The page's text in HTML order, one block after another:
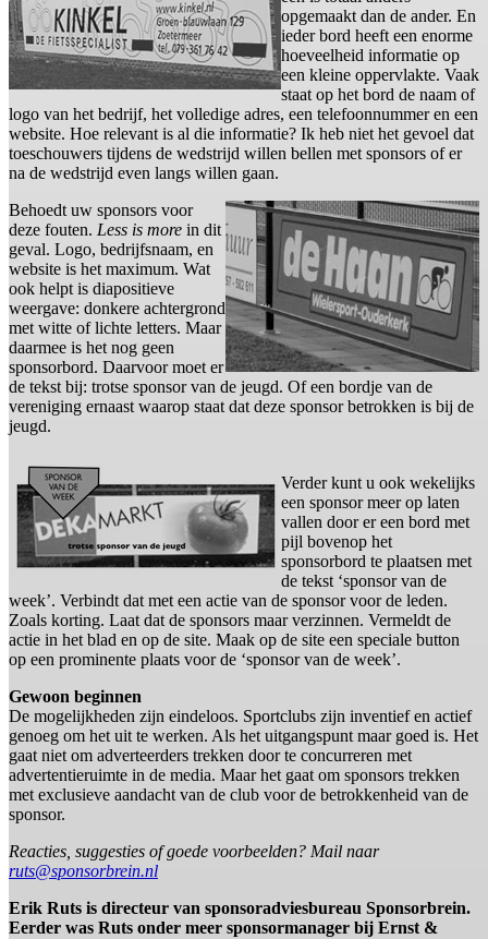
opgemaakt dan de ander. En
ieder bord heeft een enorme
hoeveelheid informatie op
een kleine oppervlakte. Vaak
staat op het bord de naam of
logo van het bedrijf, het volledige adres, een telefoonnummer en een
website. Hoe relevant is al die informatie? Ik heb niet het gevoel dat
toeschouwers tijdens de wedstrijd willen bellen met sponsors of er
na de wedstrijd even langs willen gaan.
Behoedt uw sponsors voor
deze fouten. Less is more in dit
geval. Logo, bedrijfsnaam, en
website is het maximum. Wat
ook helpt is diapositieve
weergave: donkere achtergrond
met witte of lichte letters. Maar
daarmee is het nog geen
sponsorbord. Daarvoor moet er
de tekst bij: trotse sponsor van de jeugd. Of een bordje van de
vereniging ernaast waarop staat dat deze sponsor betrokken is bij de
jeugd.
Verder kunt u ook wekelijks
een sponsor meer op laten
vallen door er een bord met
pijl bovenop het
sponsorbord te plaatsen met
de tekst ‘sponsor van de
week’. Verbindt dat met een actie van de sponsor voor de leden.
Zoals korting. Laat dat de sponsors maar verzinnen. Vermeldt de
actie in het blad en op de site. Maak op de site een speciale button
op een prominente plaats voor de ‘sponsor van de week’.
Gewoon beginnen
De mogelijkheden zijn eindeloos. Sportclubs zijn inventief en actief
genoeg om het uit te werken. Als het uitgangspunt maar goed is. Het
gaat niet om adverteerders trekken door te concurreren met
advertentieruimte in de media. Maar het gaat om sponsors trekken
met exclusieve aandacht van de club voor de betrokkenheid van de
sponsor.
Reacties, suggesties of goede voorbeelden? Mail naar
ruts@sponsorbrein.nl
Erik Ruts is directeur van sponsoradviesbureau Sponsorbrein.
Eerder was Ruts onder meer sponsormanager bij Ernst &